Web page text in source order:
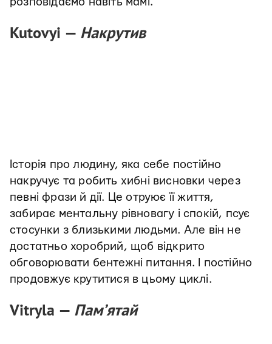
розповідаємо навіть мамі.
Kutovyi — Накрутив
Історія про людину, яка себе постійно
накручує та робить хибні висновки через
певні фрази й дії. Це отруює її життя,
забирає ментальну рівновагу і спокій, псує
стосунки з близькими людьми. Але він не
достатньо хоробрий, щоб відкрито
обговорювати бентежні питання. І постійно
продовжує крутитися в цьому циклі.
Vitryla — Пам’ятай